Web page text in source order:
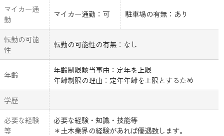
マイカー通
勤
マイカー通勤：可 駐車場の有無：あり
転勤の可能
性
転勤の可能性の有無：なし
年齢
年齢制限該当事由：定年を上限
年齢制限の理由：定年年齢を上限とするため
学歴
必要な経験
等
必要な経験・知識・技能等
＊土木業界の経験があれば優遇致します。